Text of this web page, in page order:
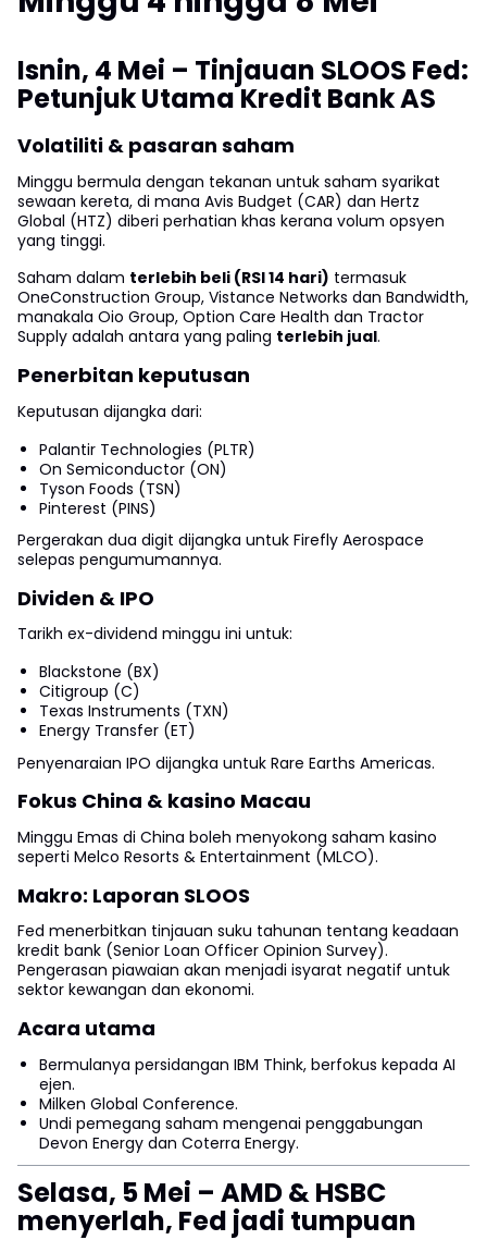
Isnin, 4 Mei – Tinjauan SLOOS Fed:
Petunjuk Utama Kredit Bank AS
Volatiliti & pasaran saham
Minggu bermula dengan tekanan untuk saham syarikat
sewaan kereta, di mana Avis Budget (CAR) dan Hertz
Global (HTZ) diberi perhatian khas kerana volum opsyen
yang tinggi.
Saham dalam terlebih beli (RSI 14 hari) termasuk
OneConstruction Group, Vistance Networks dan Bandwidth,
manakala Oio Group, Option Care Health dan Tractor
Supply adalah antara yang paling terlebih jual.
Penerbitan keputusan
Keputusan dijangka dari:
Palantir Technologies (PLTR)
On Semiconductor (ON)
Tyson Foods (TSN)
Pinterest (PINS)
Pergerakan dua digit dijangka untuk Firefly Aerospace
selepas pengumumannya.
Dividen & IPO
Tarikh ex-dividend minggu ini untuk:
Blackstone (BX)
Citigroup (C)
Texas Instruments (TXN)
Energy Transfer (ET)
Penyenaraian IPO dijangka untuk Rare Earths Americas.
Fokus China & kasino Macau
Minggu Emas di China boleh menyokong saham kasino
seperti Melco Resorts & Entertainment (MLCO).
Makro: Laporan SLOOS
Fed menerbitkan tinjauan suku tahunan tentang keadaan
kredit bank (Senior Loan Officer Opinion Survey).
Pengerasan piawaian akan menjadi isyarat negatif untuk
sektor kewangan dan ekonomi.
Acara utama
Bermulanya persidangan IBM Think, berfokus kepada AI
ejen.
Milken Global Conference.
Undi pemegang saham mengenai penggabungan
Devon Energy dan Coterra Energy.
Selasa, 5 Mei – AMD & HSBC
menyerlah, Fed jadi tumpuan